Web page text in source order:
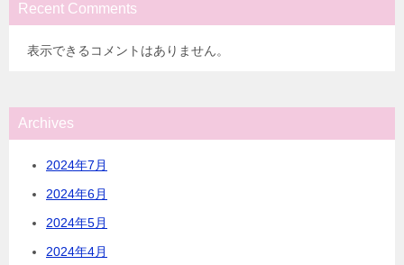
Recent Comments
表示できるコメントはありません。
Archives
2024年7月
2024年6月
2024年5月
2024年4月